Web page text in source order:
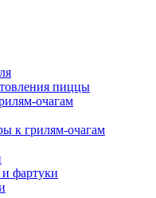
пиццы
очагам
к грилям-очагам
фартуки